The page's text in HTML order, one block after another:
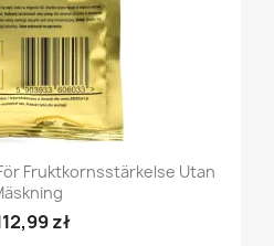
För Fruktkornsstärkelse Utan
zł